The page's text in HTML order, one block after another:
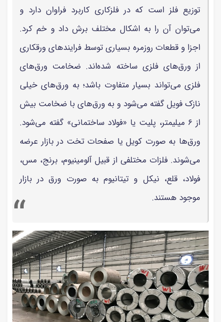
توزیع فلز است که در فلزکاری کاربرد فراوان دارد و
می‌توان آن را به اشکال مختلف برش داد و خم کرد.
اجزا و قطعات روزمره بسیاری توسط فرایندهای ورقکاری
از ورق‌های فلزی ساخته شده‌اند. ضخامت ورق‌های
فلزی می‌تواند بسیار متفاوت باشد؛ به ورق‌های خیلی
نازک فویل گفته می‌شود و به ورق‌های با ضخامت بیش
از ۶ میلیمتر، پلیت یا «فولاد ساختمانی» گفته می‌شود.
ورق‌ها به صورت کویل یا صفحات تخت در بازار عرضه
می‌شوند. فلزات مختلفی از قبیل آلومینیوم، برنج، مس،
فولاد، قلع، نیکل و تیتانیوم به صورت ورق در بازار
موجود هستند.